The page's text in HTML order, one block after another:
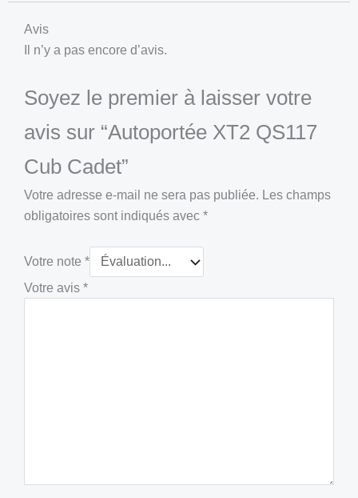
Avis
Il n’y a pas encore d’avis.
Soyez le premier à laisser votre
avis sur “Autoportée XT2 QS117
Cub Cadet”
Votre adresse e-mail ne sera pas publiée. Les champs
obligatoires sont indiqués avec *
Votre note *
Votre avis *